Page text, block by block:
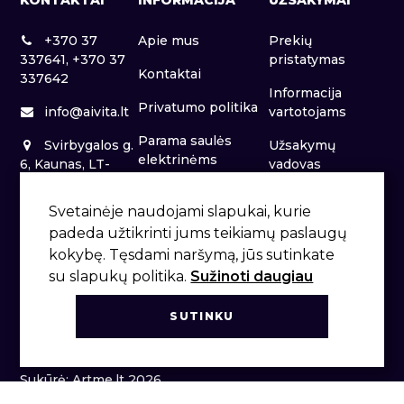
+370 37
337641, +370 37
337642
info@aivita.lt
Svirbygalos g.
6, Kaunas, LT-
Apie mus
Kontaktai
Privatumo politika
Parama saulės
elektrinėms
Prekių
pristatymas
Informacija
vartotojams
Užsakymų
vadovas
Sukūrė: Artme.lt 2026
Svetainėje naudojami slapukai, kurie
padeda užtikrinti jums teikiamų paslaugų
kokybę. Tęsdami naršymą, jūs sutinkate
su slapukų politika. Sužinoti daugiau
SUTINKU